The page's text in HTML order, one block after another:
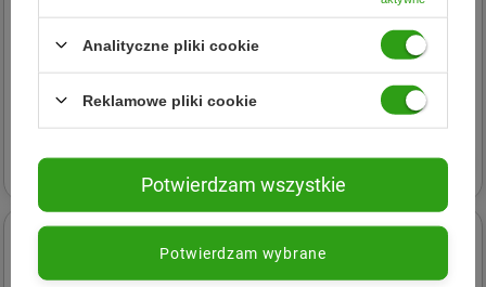
Men Rock
Men Rock After Shave Sorbet
Krem sorbetowy po goleniu,
28,99 zł
Men Rock
Men Rock Hair & Body
Shampoo Szampon i płyn do
17,99 zł
24h 24h
Analityczne pliki cookie
Reklamowe pliki cookie
Potwierdzam wybrane
Potwierdzam wszystkie